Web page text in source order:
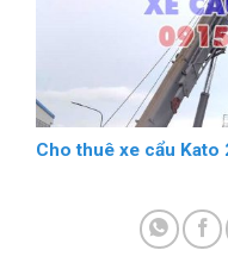
Cho thuê xe cẩu Kato